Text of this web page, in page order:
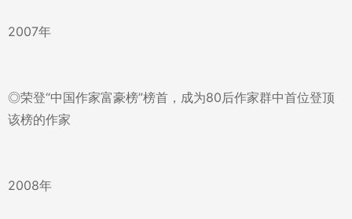
2007年
◎荣登“中国作家富豪榜”榜首，成为80后作家群中首位登顶
该榜的作家
2008年